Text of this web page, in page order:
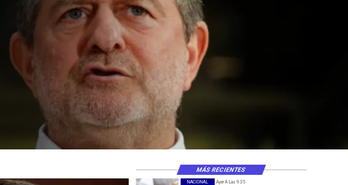
Ayer A Las 9:35
NACIONAL
MÁS RECIENTES